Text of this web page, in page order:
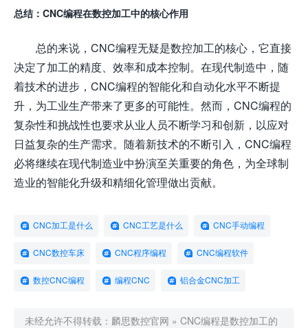
总结：CNC编程在数控加工中的核心作用
总的来说，CNC编程无疑是数控加工的核心，它直接
决定了加工的精度、效率和成本控制。在现代制造中，随
着技术的进步，CNC编程的智能化和自动化水平不断提
升，为工业生产带来了更多的可能性。然而，CNC编程的
复杂性和挑战性也要求从业人员不断学习和创新，以应对
日益复杂的生产需求。随着新技术的不断引入，CNC编程
必将继续在现代制造业中扮演至关重要的角色，为全球制
造业的智能化升级和精细化管理做出贡献。
CNC加工是什么 CNC工艺是什么 CNC手动编程
CNC数控车床 CNC程序编程 CNC编程软件
数控CNC编程 编程CNC 铝合金CNC加工
未经允许不得转载： 麟思数控官网 » CNC编程是数控加工的